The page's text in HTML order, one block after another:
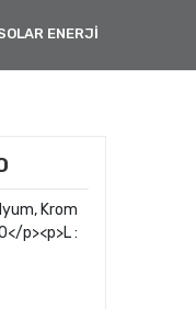
ENERJİ
Krom
p><p>L :